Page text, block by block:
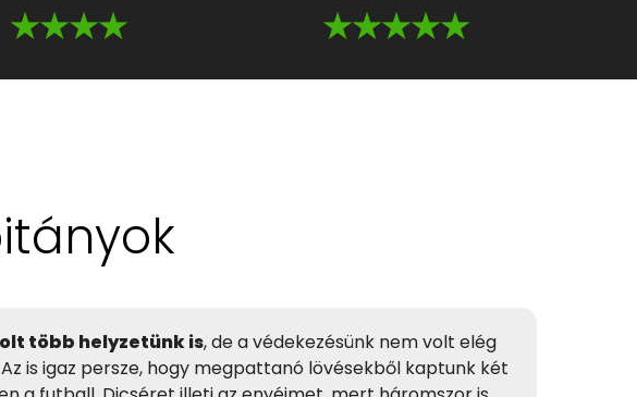
★★★★ ★★★★★
több helyzetünk is, de a védekezésünk nem volt elég
is igaz persze, hogy megpattanó lövésekből kaptunk két